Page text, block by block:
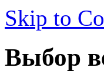
Skip to
Выбор